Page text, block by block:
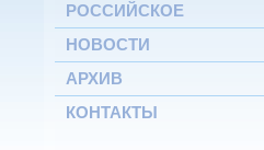
РОССИЙСКОЕ
НОВОСТИ
АРХИВ
КОНТАКТЫ